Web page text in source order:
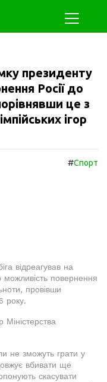
президенту
Росії до
це з
ігор
#Спорт
відреагував на
повернення
провівши
року.
не зможуть грати у
вбивати ще
скасувати